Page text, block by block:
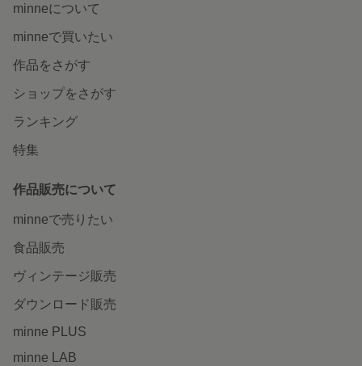
minneについて
minneで買いたい
作品をさがす
ショップをさがす
ランキング
特集
作品販売について
minneで売りたい
食品販売
ヴィンテージ販売
ダウンロード販売
minne PLUS
minne LAB